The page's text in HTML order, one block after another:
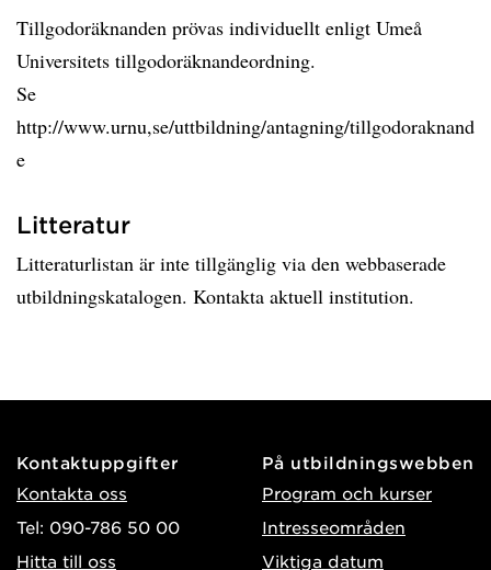
Tillgodoräknanden prövas individuellt enligt Umeå
Universitets tillgodoräknandeordning.
Se
http://www.urnu,se/uttbildning/antagning/tillgodoraknand
e
Litteratur
Litteraturlistan är inte tillgänglig via den webbaserade
utbildningskatalogen. Kontakta aktuell institution.
Kontaktuppgifter
Kontakta oss
Tel: 090-786 50 00
Hitta till oss
På utbildningswebben
Program och kurser
Intresseområden
Viktiga datum